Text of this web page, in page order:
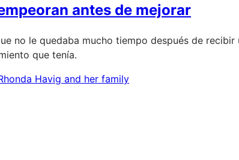
antes de mejorar
no le quedaba mucho tiempo después de
que tenía.